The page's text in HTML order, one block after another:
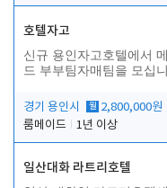
호텔자고
신규 용인자고호텔에서 메
드 부부팀자매팀을 모십
경기 용인시 월 2,800,000원
룸메이드
1년 이상
일산대화 라트리호텔